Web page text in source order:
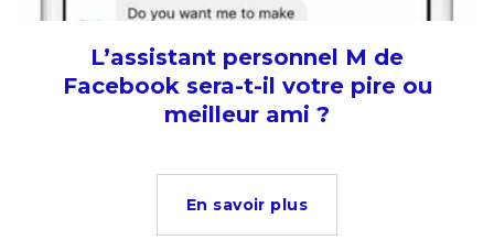
L’assistant personnel M de
Facebook sera-t-il votre pire ou
meilleur ami ?
En savoir plus